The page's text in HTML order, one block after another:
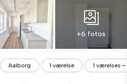
+6 fotos
Aalborg 1 værelse 1 værelses